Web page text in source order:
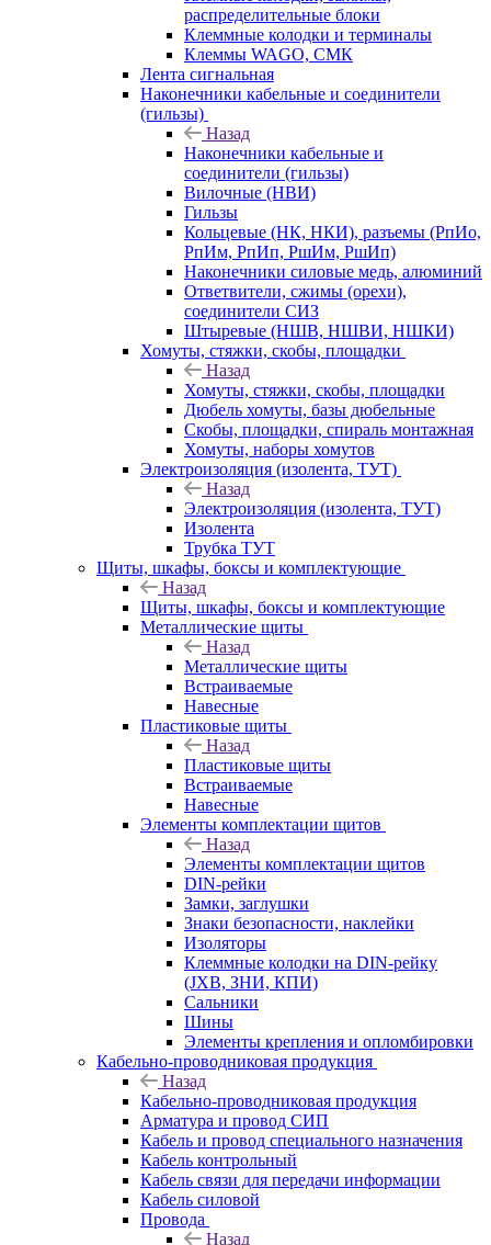
распределительные блоки
Клеммные колодки и терминалы
Клеммы WAGO, СМК
Лента сигнальная
Наконечники кабельные и соединители
(гильзы)
Назад
Наконечники кабельные и
соединители (гильзы)
Вилочные (НВИ)
Гильзы
Кольцевые (НК, НКИ), разъемы (РпИо,
РпИм, РпИп, РшИм, РшИп)
Наконечники силовые медь, алюминий
Ответвители, сжимы (орехи),
соединители СИЗ
Штыревые (НШВ, НШВИ, НШКИ)
Хомуты, стяжки, скобы, площадки
Назад
Хомуты, стяжки, скобы, площадки
Дюбель хомуты, базы дюбельные
Скобы, площадки, спираль монтажная
Хомуты, наборы хомутов
Электроизоляция (изолента, ТУТ)
Назад
Электроизоляция (изолента, ТУТ)
Изолента
Трубка ТУТ
Щиты, шкафы, боксы и комплектующие
Назад
Щиты, шкафы, боксы и комплектующие
Металлические щиты
Назад
Металлические щиты
Встраиваемые
Навесные
Пластиковые щиты
Назад
Пластиковые щиты
Встраиваемые
Навесные
Элементы комплектации щитов
Назад
Элементы комплектации щитов
DIN-рейки
Замки, заглушки
Знаки безопасности, наклейки
Изоляторы
Клеммные колодки на DIN-рейку
(JXB, ЗНИ, КПИ)
Сальники
Шины
Элементы крепления и опломбировки
Кабельно-проводниковая продукция
Назад
Кабельно-проводниковая продукция
Арматура и провод СИП
Кабель и провод специального назначения
Кабель контрольный
Кабель связи для передачи информации
Кабель силовой
Провода
Назад